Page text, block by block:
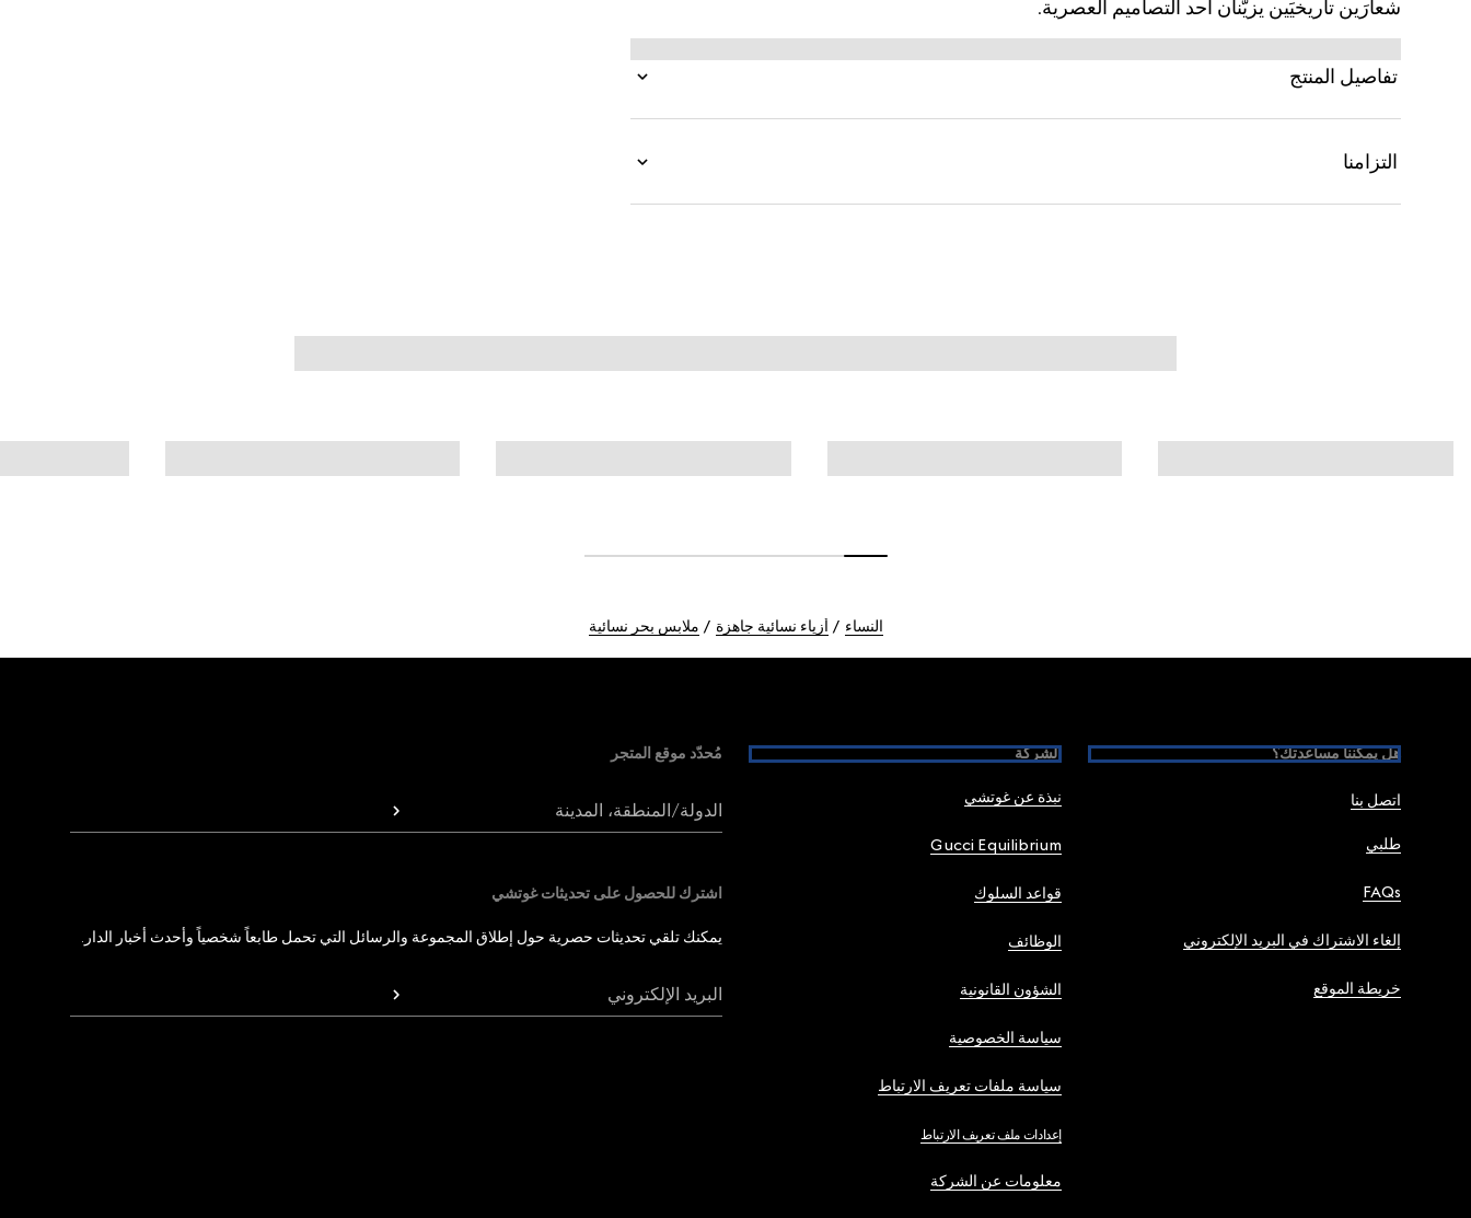
شعارَين تاريخيَين يزيّنان أحد التصاميم العصرية.
تفاصيل المنتج
التزامنا
النساء أزياء نسائية جاهزة ملابس بحر نسائية
هل يمكننا مساعدتك؟
اتصل بنا
طلبي
FAQs
إلغاء الاشتراك في البريد الإلكتروني
خريطة الموقع
الشركة
نبذة عن غوتشي
Gucci Equilibrium
قواعد السلوك
الوظائف
الشؤون القانونية
سياسة الخصوصية
سياسة ملفات تعريف الارتباط
إعدادات ملف تعريف الارتباط
معلومات عن الشركة
مُحدّد موقع المتجر
الدولة/المنطقة، المدينة
اشترك للحصول على تحديثات غوتشي
يمكنك تلقي تحديثات حصرية حول إطلاق المجموعة والرسائل التي تحمل طابعاً شخصياً وأحدث أخبار الدار.
البريد الإلكتروني